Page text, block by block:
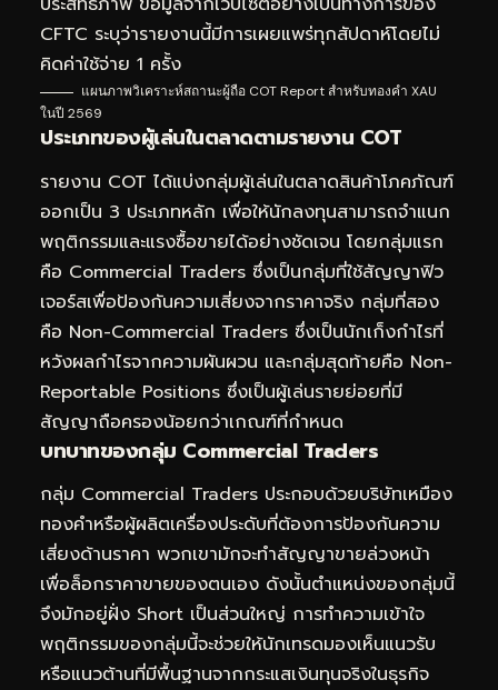
CFTC ระบุว่ารายงานนี้มีการเผยแพร่ทุกสัปดาห์โดยไม่
คิดค่าใช้จ่าย 1 ครั้ง
แผนภาพวิเคราะห์สถานะผู้ถือ COT Report สำหรับทองคำ XAU
ในปี 2569
ประเภทของผู้เล่นในตลาดตามรายงาน COT
รายงาน COT ได้แบ่งกลุ่มผู้เล่นในตลาดสินค้าโภคภัณฑ์
ออกเป็น 3 ประเภทหลัก เพื่อให้นักลงทุนสามารถจำแนก
พฤติกรรมและแรงซื้อขายได้อย่างชัดเจน โดยกลุ่มแรก
คือ Commercial Traders ซึ่งเป็นกลุ่มที่ใช้สัญญาฟิว
เจอร์สเพื่อป้องกันความเสี่ยงจากราคาจริง กลุ่มที่สอง
คือ Non-Commercial Traders ซึ่งเป็นนักเก็งกำไรที่
หวังผลกำไรจากความผันผวน และกลุ่มสุดท้ายคือ Non-
Reportable Positions ซึ่งเป็นผู้เล่นรายย่อยที่มี
สัญญาถือครองน้อยกว่าเกณฑ์ที่กำหนด
บทบาทของกลุ่ม Commercial Traders
กลุ่ม Commercial Traders ประกอบด้วยบริษัทเหมือง
ทองคำหรือผู้ผลิตเครื่องประดับที่ต้องการป้องกันความ
เสี่ยงด้านราคา พวกเขามักจะทำสัญญาขายล่วงหน้า
เพื่อล็อกราคาขายของตนเอง ดังนั้นตำแหน่งของกลุ่มนี้
จึงมักอยู่ฝั่ง Short เป็นส่วนใหญ่ การทำความเข้าใจ
พฤติกรรมของกลุ่มนี้จะช่วยให้นักเทรดมองเห็นแนวรับ
หรือแนวต้านที่มีพื้นฐานจากกระแสเงินทุนจริงในธุรกิจ